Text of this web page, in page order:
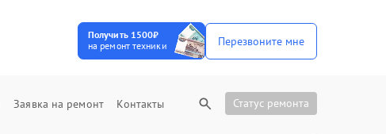
Получить 1500₽
на ремонт техники
Перезвоните мне
Заявка на ремонт Контакты Статус ремонта